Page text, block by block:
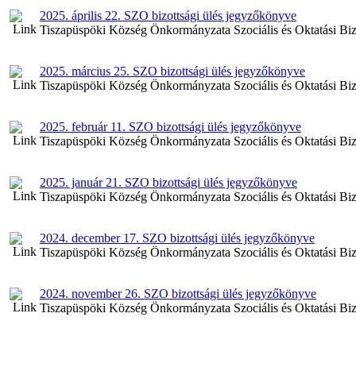
2025. április 22. SZO bizottsági ülés jegyzőkönyve
Tiszapüspöki Község Önkormányzata Szociális és Oktatási
2025. március 25. SZO bizottsági ülés jegyzőkönyve
Tiszapüspöki Község Önkormányzata Szociális és Oktatási
2025. február 11. SZO bizottsági ülés jegyzőkönyve
Tiszapüspöki Község Önkormányzata Szociális és Oktatási
2025. január 21. SZO bizottsági ülés jegyzőkönyve
Tiszapüspöki Község Önkormányzata Szociális és Oktatási
2024. december 17. SZO bizottsági ülés jegyzőkönyve
Tiszapüspöki Község Önkormányzata Szociális és Oktatási
2024. november 26. SZO bizottsági ülés jegyzőkönyve
Tiszapüspöki Község Önkormányzata Szociális és Oktatási